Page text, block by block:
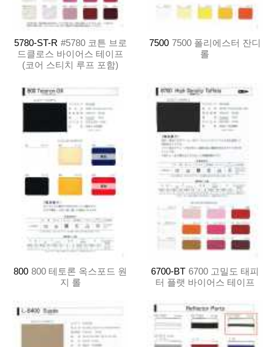
5780-ST-R #5780 코튼 브로
드클로스 바이어스 테이프
(코어 스티치 루프 포함)
7500 7500 폴리에스터 잔디
롤
800 800 테토론 옥스포드 원
지 롤
6700-BT 6700 고밀도 태피
터 플랫 바이어스 테이프